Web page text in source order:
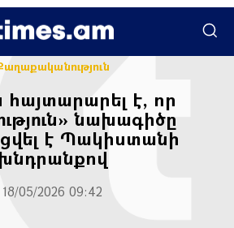
հայտարարել է, որ
նախագիծը
է Պակիստանի
խնդրանքով
18/05/2026 09:42